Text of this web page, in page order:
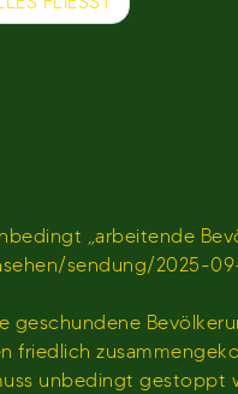
„arbeitende
sendung/2025-
unbedingt gestoppt